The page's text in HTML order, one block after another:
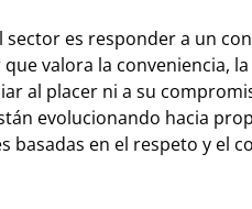
sector es responder a un
valora la conveniencia,
al placer ni a su
evolucionando hacia
basadas en el respeto y el